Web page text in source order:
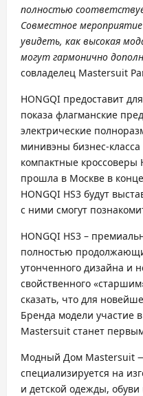
полностью
Совместное
увидеть, как высокая
могут гармонично
совладелец Mastersuit
HONGQI предоставит
показа флагманские
электрические
минивэны бизнес-
компактные кроссоверы
прошла в Москве в
HONGQI HS3 будут
с ними смогут
HONGQI HS3 –
полностью
утонченного дизайна и
свойственного
сказать, что для
Бренда модели участие
Mastersuit станет
Модный Дом Mastersuit
специализируется на
и детской одежды, обуви